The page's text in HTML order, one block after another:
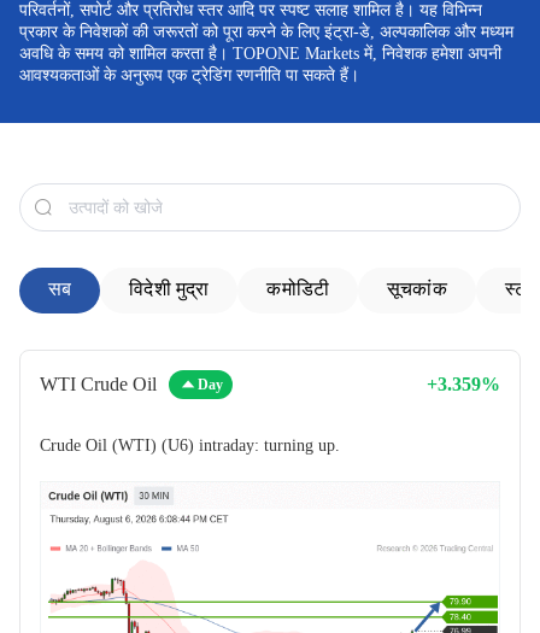
Trader | Affiliates
परिवर्तनों, सपोर्ट और प्रतिरोध स्तर आदि पर स्पष्ट सलाह शामिल है। यह विभिन्न
प्रकार के निवेशकों की जरूरतों को पूरा करने के लिए इंट्रा-डे, अल्पकालिक और मध्यम
अवधि के समय को शामिल करता है। TOPONE Markets में, निवेशक हमेशा अपनी
आवश्यकताओं के अनुरूप एक ट्रेडिंग रणनीति पा सकते हैं।
सब विदेशी मुद्रा कमोडिटी सूचकांक
WTI Crude Oil Day +3.359%
Crude Oil (WTI) (U6) intraday: turning up.